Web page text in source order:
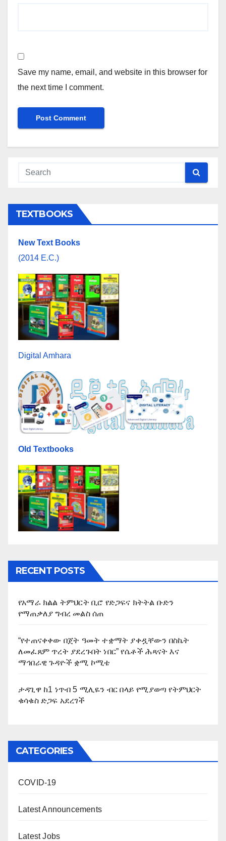
Save my name, email, and website in this browser for
the next time I comment.
TEXTBOOKS
New Text Books
(2014 E.C.)
Digital Amhara
Old Textbooks
RECENT POSTS
የአማራ ክልል ትምህርት ቢሮ የድጋፍና ክትትል ቡድን
የማጠቃለያ ግብረ መልስ ሰጠ
“የተጠናቀቀው በጀት ዓመት ተቋማት ያቀዷቸውን በስኬት
ለመፈጸም ጥረት ያደረጉበት ነበር” የሴቶች ሕጻናት እና
ማኅበራዊ ጉዳዮች ቋሚ ኮሚቴ
ታዳጊዋ ከ1 ነጥብ 5 ሚሊዬን ብር በላይ የሚያወጣ የትምህርት
ቁሳቁስ ድጋፍ አደረገች
CATEGORIES
COVID-19
Latest Announcements
Latest Jobs